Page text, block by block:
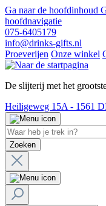
Ga naar de hoofdinhoud
hoofdnavigatie
075-6405179
info@drinks-gifts.nl
Proeverijen Onze winkel
De slijterij met het
Heiligeweg 15A - 1561
Zoeken